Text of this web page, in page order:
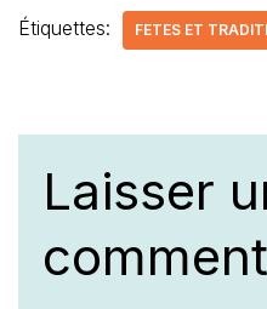
Étiquettes: FETES ET
Laisser